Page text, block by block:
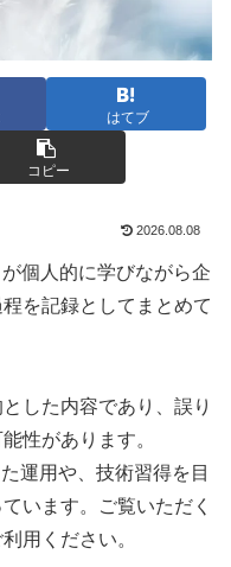
はてブ
コピー
2026.08.08
が個人的に学びながら企
を記録としてまとめて
した内容であり、誤り
性があります。
運用や、技術習得を目
います。ご覧いただく
用ください。